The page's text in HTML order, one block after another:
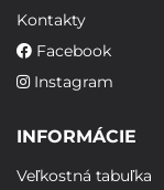
Kontakty
Facebook
Instagram
INFORMÁCIE
Veľkostná tabuľka